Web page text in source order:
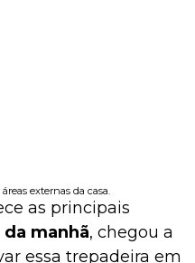
externas da casa.
as principais
manhã, chegou a
essa trepadeira em